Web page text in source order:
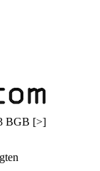
BGB [>]